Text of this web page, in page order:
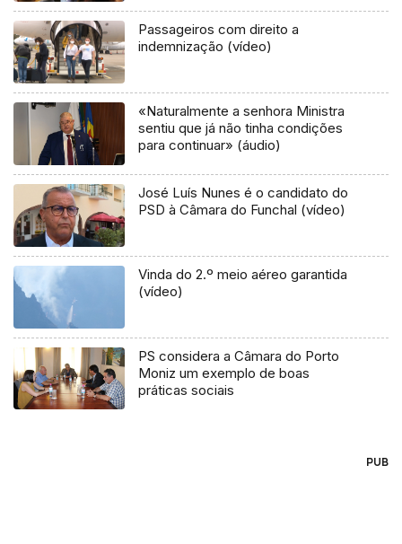
Passageiros com direito a
indemnização (vídeo)
«Naturalmente a senhora Ministra
sentiu que já não tinha condições
para continuar» (áudio)
José Luís Nunes é o candidato do
PSD à Câmara do Funchal (vídeo)
Vinda do 2.º meio aéreo garantida
(vídeo)
PS considera a Câmara do Porto
Moniz um exemplo de boas
práticas sociais
PUB